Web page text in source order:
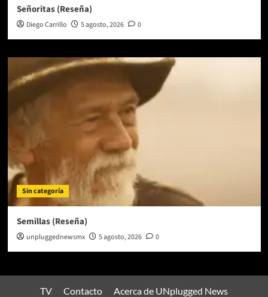
Señoritas (Reseña)
Diego Carrillo 5 agosto, 2026 0
Sin categoría
Semillas (Reseña)
unpluggednewsmx 5 agosto, 2026 0
TV Contacto Acerca de UNplugged News